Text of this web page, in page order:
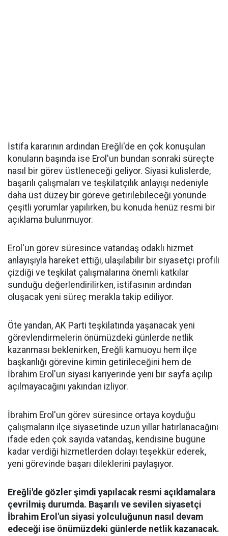
İstifa kararının ardından Ereğli'de en çok konuşulan
konuların başında ise Erol'un bundan sonraki süreçte
nasıl bir görev üstleneceği geliyor. Siyasi kulislerde,
başarılı çalışmaları ve teşkilatçılık anlayışı nedeniyle
daha üst düzey bir göreve getirilebileceği yönünde
çeşitli yorumlar yapılırken, bu konuda henüz resmi bir
açıklama bulunmuyor.
Erol'un görev süresince vatandaş odaklı hizmet
anlayışıyla hareket ettiği, ulaşılabilir bir siyasetçi profili
çizdiği ve teşkilat çalışmalarına önemli katkılar
sunduğu değerlendirilirken, istifasının ardından
oluşacak yeni süreç merakla takip ediliyor.
Öte yandan, AK Parti teşkilatında yaşanacak yeni
görevlendirmelerin önümüzdeki günlerde netlik
kazanması beklenirken, Ereğli kamuoyu hem ilçe
başkanlığı görevine kimin getirileceğini hem de
İbrahim Erol'un siyasi kariyerinde yeni bir sayfa açılıp
açılmayacağını yakından izliyor.
İbrahim Erol'un görev süresince ortaya koyduğu
çalışmaların ilçe siyasetinde uzun yıllar hatırlanacağını
ifade eden çok sayıda vatandaş, kendisine bugüne
kadar verdiği hizmetlerden dolayı teşekkür ederek,
yeni görevinde başarı dileklerini paylaşıyor.
Ereğli'de gözler şimdi yapılacak resmi açıklamalara
çevrilmiş durumda. Başarılı ve sevilen siyasetçi
İbrahim Erol'un siyasi yolculuğunun nasıl devam
edeceği ise önümüzdeki günlerde netlik kazanacak.